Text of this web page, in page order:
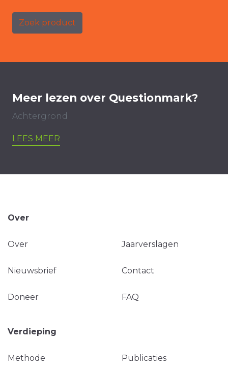
Zoek product
Meer lezen over Questionmark?
Achtergrond
LEES MEER
Over
Over Jaarverslagen
Nieuwsbrief Contact
Doneer FAQ
Verdieping
Methode Publicaties